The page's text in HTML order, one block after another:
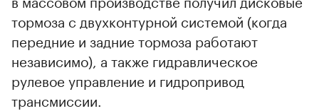
тормоза с двухконтурной системой (когда
передние и задние тормоза работают
независимо), а также гидравлическое
рулевое управление и гидропривод
трансмиссии.